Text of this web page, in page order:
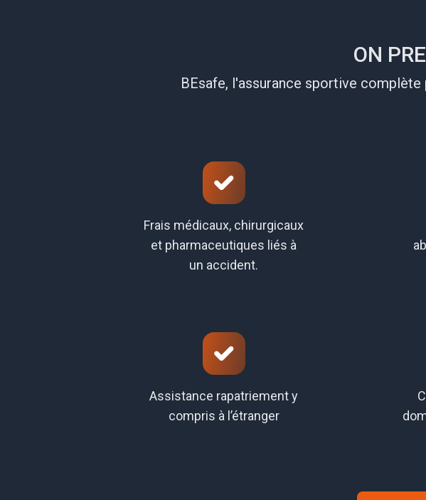
ON
BEsafe, l'assurance sportive
Frais médicaux, chirurgicaux
et pharmaceutiques liés à
un accident.
Assistance rapatriement y
compris à l’étranger